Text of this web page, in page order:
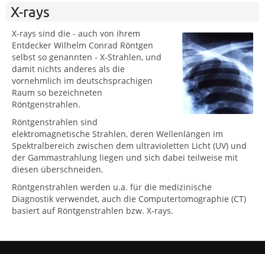
X-rays
X-rays sind die - auch von ihrem
Entdecker Wilhelm Conrad Röntgen
selbst so genannten - X-Strahlen, und
damit nichts anderes als die
vornehmlich im deutschsprachigen
Raum so bezeichneten
Röntgenstrahlen.
Röntgenstrahlen sind
elektromagnetische Strahlen, deren Wellenlängen im
Spektralbereich zwischen dem ultravioletten Licht (UV) und
der Gammastrahlung liegen und sich dabei teilweise mit
diesen überschneiden.
Röntgenstrahlen werden u.a. für die medizinische
Diagnostik verwendet, auch die Computertomographie (CT)
basiert auf Röntgenstrahlen bzw. X-rays.